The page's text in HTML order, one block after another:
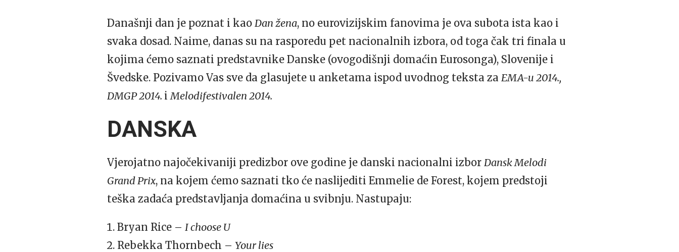
Današnji dan je poznat i kao Dan žena, no eurovizijskim fanovima je ova subota ista kao i
svaka dosad. Naime, danas su na rasporedu pet nacionalnih izbora, od toga čak tri finala u
kojima ćemo saznati predstavnike Danske (ovogodišnji domaćin Eurosonga), Slovenije i
Švedske. Pozivamo Vas sve da glasujete u anketama ispod uvodnog teksta za EMA-u 2014.,
DMGP 2014. iMelodifestivalen 2014.
DANSKA
Vjerojatno najočekivaniji predizbor ove godine je danski nacionalni izbor Dansk Melodi
Grand Prix, na kojem ćemo saznati tko će naslijediti Emmelie de Forest, kojem predstoji
teška zadaća predstavljanja domaćina u svibnju. Nastupaju:
Bryan Rice – I choose U
Rebekka Thornbech – Your lies